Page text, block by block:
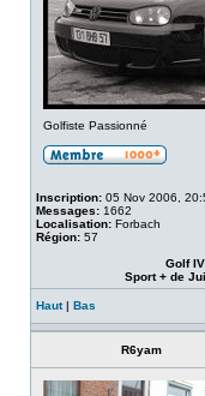
Golfiste Passionné
Inscription: 05 Nov 2006,
Messages: 1662
Localisation: Forbach
Région: 57
Golf
Sport + de
Haut| Bas
R6yam